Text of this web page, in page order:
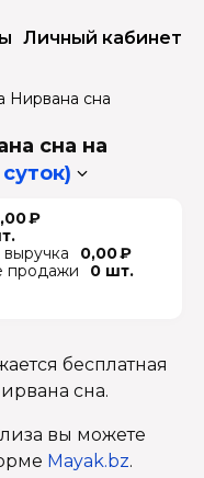
Личный кабинет
Нирвана сна
сна на
₽
0,00 ₽
продажи
0 шт.
бесплатная
сна.
вы можете
Mayak.bz.